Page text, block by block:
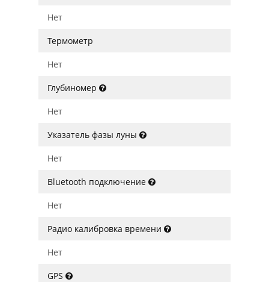
Нет
Термометр
Нет
Глубиномер
Нет
Указатель фазы луны
Нет
Bluetooth подключение
Нет
Радио калибровка времени
Нет
GPS